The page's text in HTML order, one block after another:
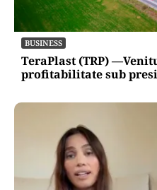
BUSINESS
TeraPlast (TRP)
profitabilitate sub